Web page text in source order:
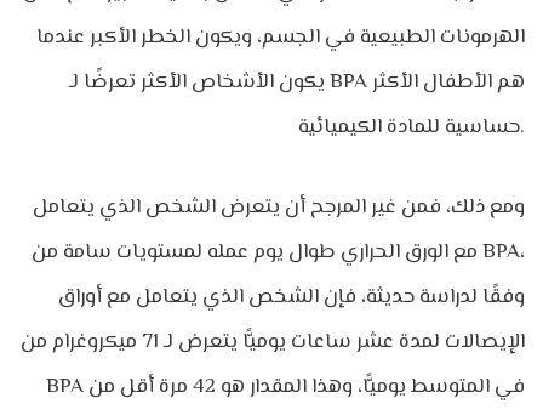
الهرمونات الطبيعية في الجسم، ويكون الخطر الأكبر عندما
يكون الأشخاص الأكثر تعرضًا لـ BPA هم الأطفال الأكثر
حساسية للمادة الكيميائية.
ومع ذلك، فمن غير المرجح أن يتعرض الشخص الذي يتعامل
مع الورق الحراري طوال يوم عمله لمستويات سامة من BPA،
وفقًا لدراسة حديثة، فإن الشخص الذي يتعامل مع أوراق
الإيصالات لمدة عشر ساعات يوميًّا يتعرض لـ 71 ميكروغرام من
BPA في المتوسط
يوميًّا، وهذا المقدار هو 42 مرة أقل من